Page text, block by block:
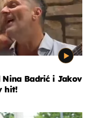
Badrić i Jakov
hit!